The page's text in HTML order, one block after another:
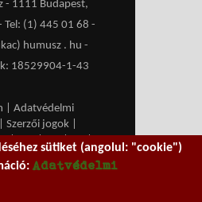
- 1111 Budapest,
Tel: (1) 445 01 68 -
humusz . hu -
18529904-1-43
Adatvédelmi
Szerzői jogok
RSS HU| EN
sütiket (angolul: "cookie")
Adatvédelmi